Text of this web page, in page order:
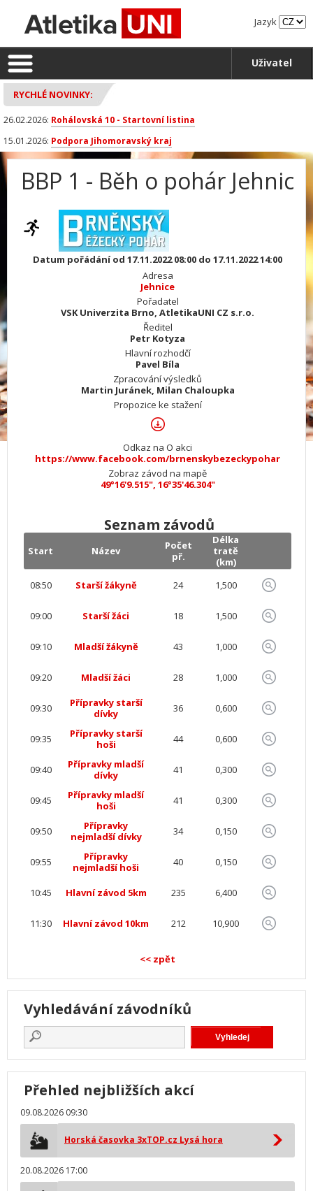
Jazyk
Uživatel
RYCHLÉ NOVINKY:
26.02.2026: Rohálovská 10 - Startovní listina
15.01.2026: Podpora Jihomoravský kraj
BBP 1 - Běh o pohár Jehnic
Datum pořádání od 17.11.2022 08:00 do 17.11.2022 14:00
Adresa
Jehnice
Pořadatel
VSK Univerzita Brno, AtletikaUNI CZ s.r.o.
Ředitel
Petr Kotyza
Hlavní rozhodčí
Pavel Bíla
Zpracování výsledků
Martin Juránek, Milan Chaloupka
Propozice ke stažení
Odkaz na O akci
https://www.facebook.com/brnenskybezeckypohar
Zobraz závod na mapě
49°16'9.515", 16°35'46.304"
Seznam závodů
Start Název
Počet
př.
Délka
tratě
(km)
08:50
Starší žákyně 24 1,500
09:00 Starší žáci 18 1,500
09:10 Mladší žákyně 43 1,000
09:20 Mladší žáci 28 1,000
09:30
Přípravky starší
dívky
36 0,600
09:35
Přípravky starší
hoši
44 0,600
09:40
Přípravky mladší
dívky
41 0,300
09:45
Přípravky mladší
hoši
41 0,300
09:50
Přípravky
nejmladší dívky
34 0,150
09:55
Přípravky
nejmladší hoši
40 0,150
10:45 Hlavní závod 5km 235 6,400
11:30 Hlavní závod 10km 212 10,900
<< zpět
Vyhledávání závodníků
Přehled nejbližších akcí
09.08.2026 09:30
Horská časovka 3xTOP.cz Lysá hora
20.08.2026 17:00